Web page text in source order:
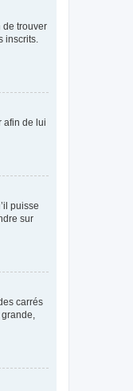
de trouver
inscrits.
afin de lui
puisse
sur
carrés